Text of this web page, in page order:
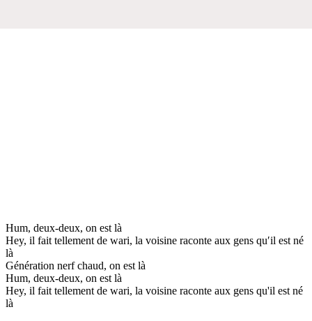
Hum, deux-deux, on est là
Hey, il fait tellement de wari, la voisine raconte aux gens qu′il est né
là
Génération nerf chaud, on est là
Hum, deux-deux, on est là
Hey, il fait tellement de wari, la voisine raconte aux gens qu'il est né
là